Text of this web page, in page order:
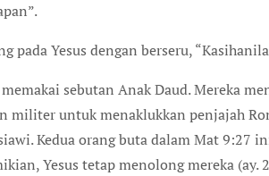
pada Yesus dengan berseru,
sebutan Anak Daud. Mereka
militer untuk menaklukkan penjajah
Kedua orang buta dalam Mat 9:27
Yesus tetap menolong mereka